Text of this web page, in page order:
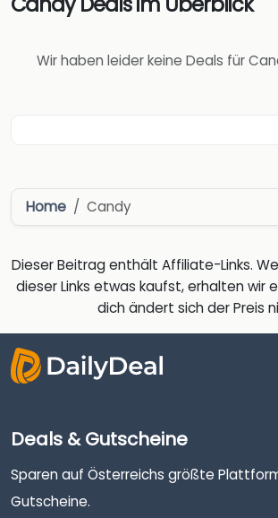
Wir haben leider keine Deals für
Home Candy
Dieser Beitrag enthält Affiliate-Links.
dieser Links etwas kaufst, erhalten wir
dich ändert sich der Preis
Deals & Gutscheine
Sparen auf Österreichs größte
Gutscheine.